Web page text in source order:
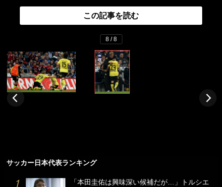
この記事を読む
8 / 8
サッカー日本代表ランキング
「本田圭佑は興味深い候補だが…」トルシエ